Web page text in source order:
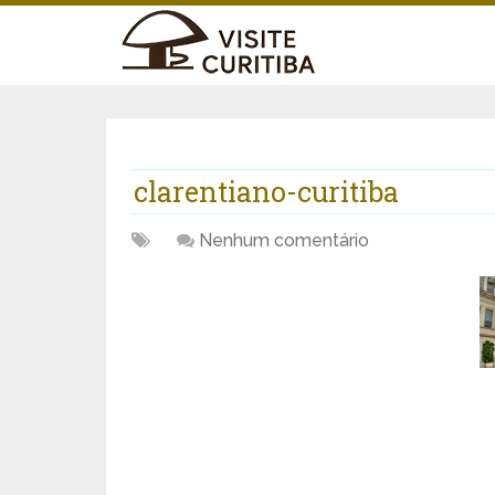
clarentiano-curitiba
Nenhum comentário